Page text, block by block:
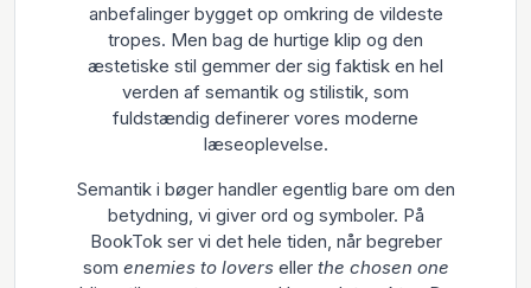
anbefalinger bygget op omkring de vildeste
tropes. Men bag de hurtige klip og den
æstetiske stil gemmer der sig faktisk en hel
verden af semantik og stilistik, som
fuldstændig definerer vores moderne
læseoplevelse.
Semantik i bøger handler egentlig bare om den
betydning, vi giver ord og symboler. På
BookTok ser vi det hele tiden, når begreber
som enemies to loverseller the chosen one